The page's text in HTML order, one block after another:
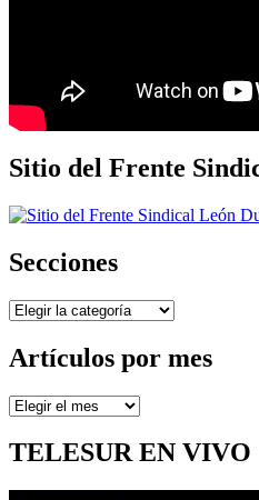
Sitio del Frente
Secciones
Secciones
Artículos por mes
Artículos
mes
TELESUR EN VIVO